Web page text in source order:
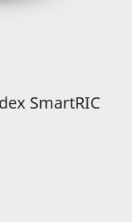
SmartRIC